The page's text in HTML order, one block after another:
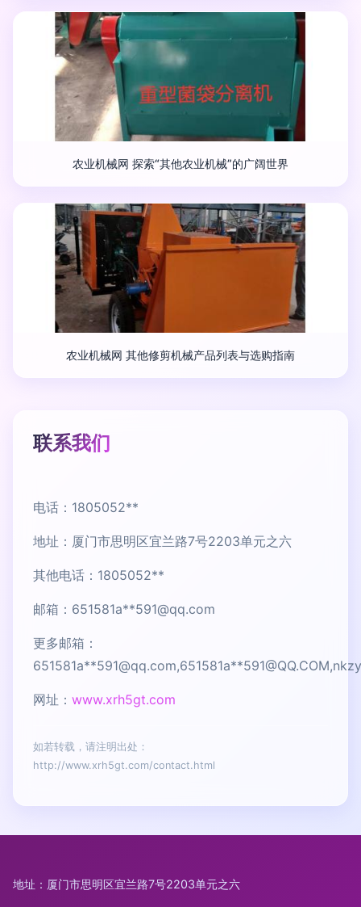
农业机械网 探索“其他农业机械”的广阔世界
农业机械网 其他修剪机械产品列表与选购指南
联系我们
电话：1805052**
地址：厦门市思明区宜兰路7号2203单元之六
其他电话：1805052**
邮箱：651581a**591@qq.com
更多邮箱：
651581a**591@qq.com,651581a**591@QQ.COM
网址： www.xrh5gt.com
如若转载，请注明出处：
http://www.xrh5gt.com/contact.html
地址：厦门市思明区宜兰路7号2203单元之六